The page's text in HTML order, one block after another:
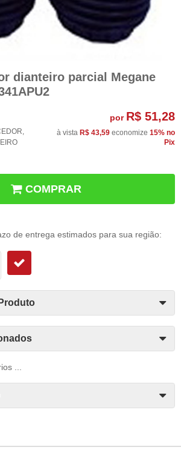
dianteiro parcial Megane
,
por R$ 51,28
à vista R$ 43,59 economize 15% no
Pix
COMPRAR
de entrega estimados para sua região:
...